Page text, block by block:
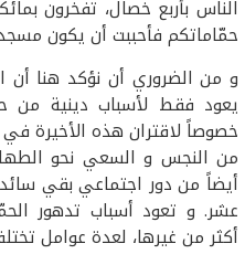
الناس بأربع خصال، تفخرون
حمّاماتكم فأحببت أن يكون
و من الضروري أن نؤكد هنا أن
يعود فقط لأسباب دينية من
خصوصاً لاقتران هذه الأخيرة في
من النجس و السعي نحو
أيضاً من دور اجتماعي بقي
عشر. و تعود أسباب تدهور
أكثر من غيرها، لعدة عوامل